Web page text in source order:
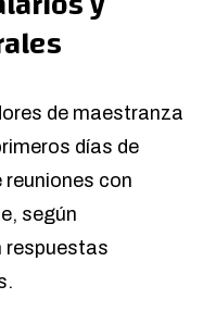
de maestranza
días de
reuniones con
según
respuestas